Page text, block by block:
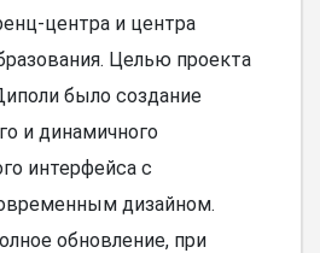
центра и центра
Целью проекта
было создание
и динамичного
интерфейса с
дизайном.
обновление, при